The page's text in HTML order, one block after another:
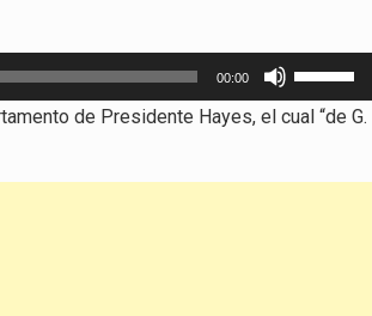
00:00
las
teclas
de Presidente Hayes, el cual “de G.